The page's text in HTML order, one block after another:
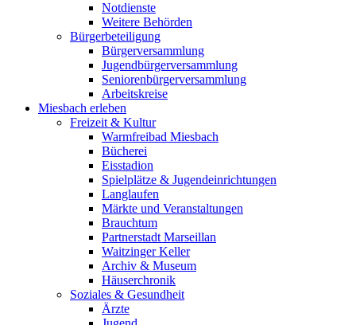
Notdienste
Weitere Behörden
Bürgerbeteiligung
Bürgerversammlung
Jugendbürgerversammlung
Seniorenbürgerversammlung
Arbeitskreise
Miesbach erleben
Freizeit & Kultur
Warmfreibad Miesbach
Bücherei
Eisstadion
Spielplätze & Jugendeinrichtungen
Langlaufen
Märkte und Veranstaltungen
Brauchtum
Partnerstadt Marseillan
Waitzinger Keller
Archiv & Museum
Häuserchronik
Soziales & Gesundheit
Ärzte